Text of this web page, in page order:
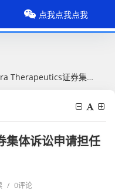
证券集体诉讼申请担任首席原告的截止日期临近
体诉讼申请担任
/ 0评论
点我点我点我